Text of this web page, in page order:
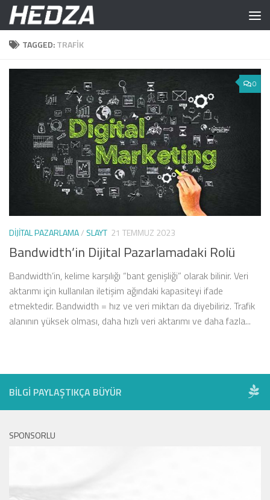
Skip to content
TAGGED:TRAFIK
0
DIJITAL PAZARLAMA/ SLAYT 21 TEMMUZ 2023
Bandwidth’in Dijital Pazarlamadaki Rolü
Bandwidth’in, kelime karşılığı “bant genişliği” olarak bilinir. Veri
aktarımı için kullanılan iletişim ağındaki kapasiteyi ifade
etmektedir. Bandwidth = hız ve veri miktarı da diyebiliriz. Trafik
alanının yüksek olması, daha hızlı veri aktarımı ve daha fazla...
BILGI PAYLAŞTIKÇA BÜYÜR
SPONSORLU